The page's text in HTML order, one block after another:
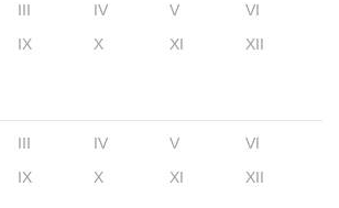
III IV V
VI
IX X XI XII
III IV V
VI
IX X XI XII